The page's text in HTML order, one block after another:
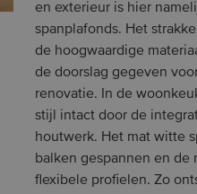
en exterieur is hier
spanplafonds. Het
de hoogwaardige
de doorslag gegeven
renovatie. In de
stijl intact door de
houtwerk. Het mat witte
balken gespannen en
flexibele profielen. Zo